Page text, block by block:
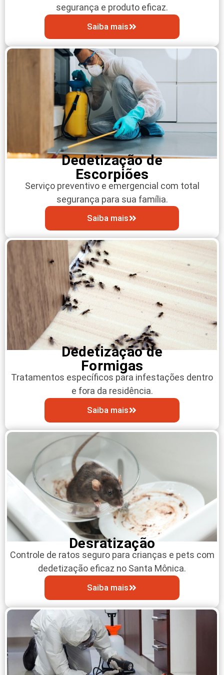
segurança e produto eficaz.
Saiba mais
Dedetização de
Escorpiões
Serviço preventivo e emergencial com total
segurança para sua família.
Saiba mais
Dedetização de
Formigas
Tratamentos específicos para infestações dentro
e fora da residência.
Saiba mais
Desratização
Controle de ratos seguro para crianças e pets com
dedetização eficaz no Santa Mônica.
Saiba mais